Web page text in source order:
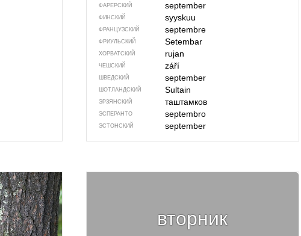
ФАРЕРСКИЙ september
ФИНСКИЙ syyskuu
ФРАНЦУЗСКИЙ septembre
ФРИУЛЬСКИЙ Setembar
ХОРВАТСКИЙ rujan
ЧЕШСКИЙ září
ШВЕДСКИЙ september
ШОТЛАНДСКИЙ Sultain
ЭРЗЯНСКИЙ таштамков
ЭСПЕРАНТО septembro
ЭСТОНСКИЙ september
вторник